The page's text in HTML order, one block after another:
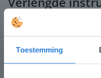
Toestemming
Herhaal de betekenis
bespreek het figuur met
hoe je de oppervlakte
berekent. De
breedte. Wanneer je de